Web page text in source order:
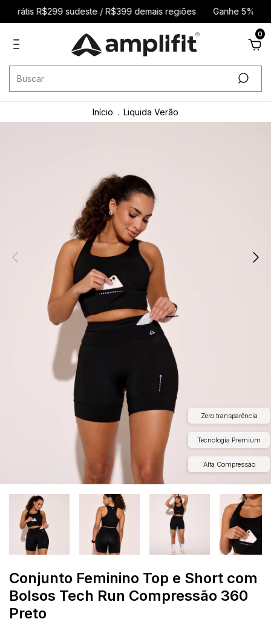
grátis R$299 sudeste / R$399 demais regiões Ganhe 5% de
0
Início . Liquida Verão
Alta Compressão
Tecnologia Premium
Zero transparência
Conjunto Feminino Top e Short com
Bolsos Tech Run Compressão 360
Preto